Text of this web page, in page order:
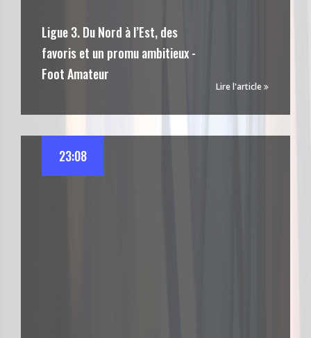
Ligue 3. Du Nord à l’Est, des
favoris et un promu ambitieux -
Foot Amateur
Lire l'article
23:08